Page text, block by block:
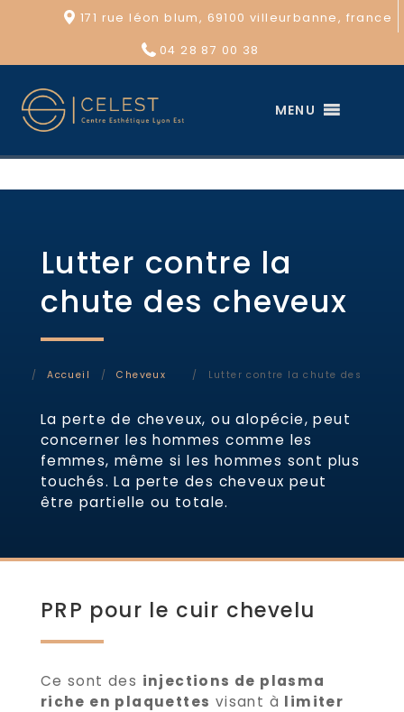
171 rue léon blum, 69100 villeurbanne, france
04 28 87 00 38
MENU
Lutter contre la
chute des cheveux
Accueil Cheveux Lutter contre la chute des
La perte de cheveux, ou alopécie, peut
concerner les hommes comme les
femmes, même si les hommes sont plus
touchés. La perte des cheveux peut
être partielle ou totale.
PRP pour le cuir chevelu
Ce sont des injections de plasma
riche en plaquettes visant à limiter